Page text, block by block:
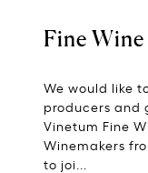
Fine
We would like
producers and
Vinetum Fine
Winemakers
to joi...